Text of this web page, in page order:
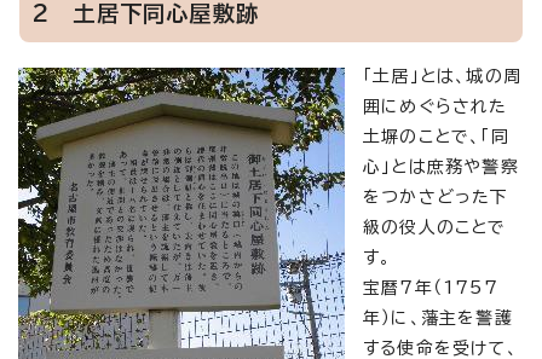
2 土居下同心屋敷跡
「土居」とは、城の周
囲にめぐらされた
土塀のことで、「同
心」とは庶務や警察
をつかさどった下
級の役人のことで
す。
宝暦7年（1757
年）に、藩主を警護
する使命を受けて、